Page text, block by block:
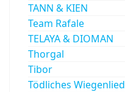
TANN & KIEN
Team Rafale
TELAYA & DIOMAN
Thorgal
Tibor
Tödliches Wiegenlied